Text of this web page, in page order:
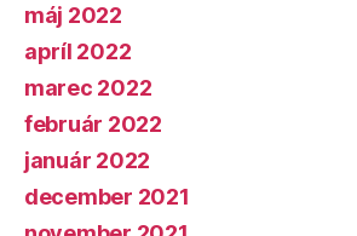
máj 2022
apríl 2022
marec 2022
február 2022
január 2022
december 2021